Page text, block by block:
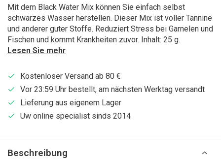
Mit dem Black Water Mix können Sie einfach selbst
schwarzes Wasser herstellen. Dieser Mix ist voller Tannine
und anderer guter Stoffe. Reduziert Stress bei Garnelen und
Fischen und kommt Krankheiten zuvor. Inhalt: 25 g.
Lesen Sie mehr
Kostenloser Versand ab 80 €
Vor 23:59 Uhr bestellt, am nächsten Werktag versandt
Lieferung aus eigenem Lager
Uw online specialist sinds 2014
Beschreibung